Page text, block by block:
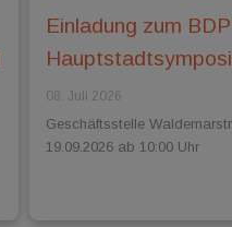
Einladung zum
08. Juli 2026
Geschäftsstelle
19.09.2026 ab 10:00 Uhr